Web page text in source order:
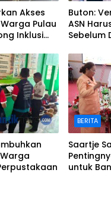
Akses
Pulau
Inklusi
Buton:
ASN
Sebelum
BERITA
Saartje
untuk